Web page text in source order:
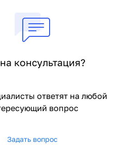
консультация?
ответят на любой
вопрос
Задать вопрос